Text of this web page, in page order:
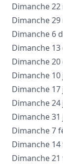
Dimanche 22
Dimanche 29
Dimanche 6
Dimanche 13
Dimanche 20
Dimanche 10
Dimanche 17
Dimanche 24
Dimanche 31
Dimanche 7
Dimanche 14
Dimanche 21